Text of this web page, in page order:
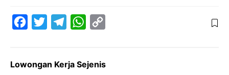
e
t
e
W
t
y
Lowongan Kerja Sejenis